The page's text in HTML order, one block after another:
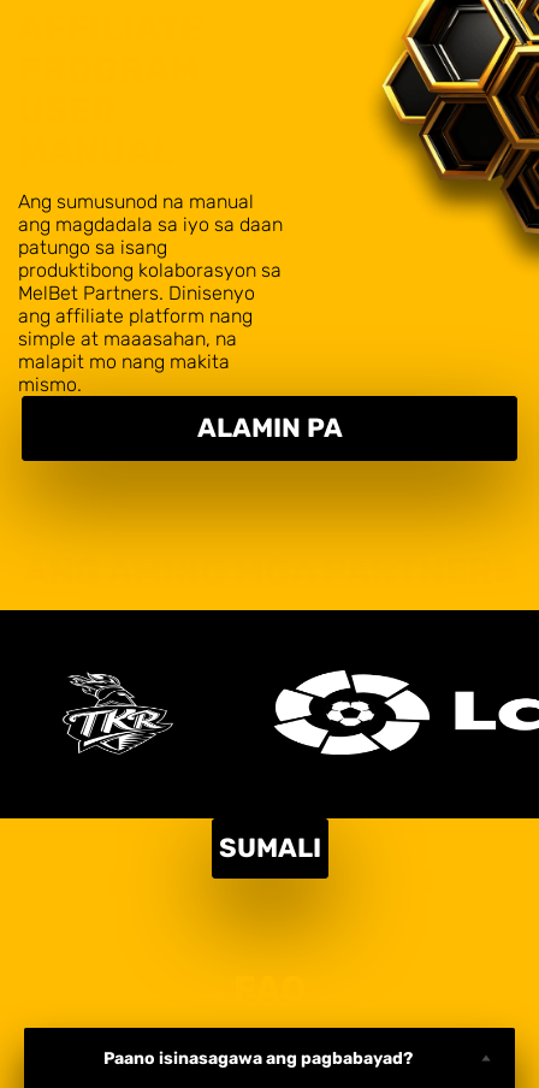
Ang sumusunod na manual
ang magdadala sa iyo sa daan
patungo sa isang
produktibong kolaborasyon sa
MelBet Partners. Dinisenyo
ang affiliate platform nang
simple at maaasahan, na
malapit mo nang makita
mismo.
ALAMIN PA
SUMALI
Paano isinasagawa ang pagbabayad?